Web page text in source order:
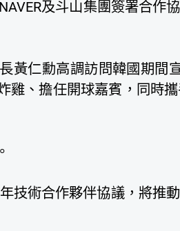
及斗山集團簽署合作
黃仁勳高調訪問韓國期間
雞、擔任開球嘉賓，同時
技術合作夥伴協議，將推